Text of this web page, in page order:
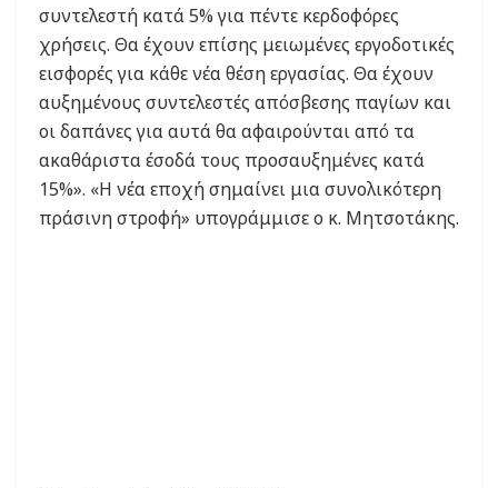
συντελεστή κατά 5% για πέντε κερδοφόρες
χρήσεις. Θα έχουν επίσης μειωμένες εργοδοτικές
εισφορές για κάθε νέα θέση εργασίας. Θα έχουν
αυξημένους συντελεστές απόσβεσης παγίων και
οι δαπάνες για αυτά θα αφαιρούνται από τα
ακαθάριστα έσοδά τους προσαυξημένες κατά
15%». «Η νέα εποχή σημαίνει μια συνολικότερη
πράσινη στροφή» υπογράμμισε ο κ. Μητσοτάκης.